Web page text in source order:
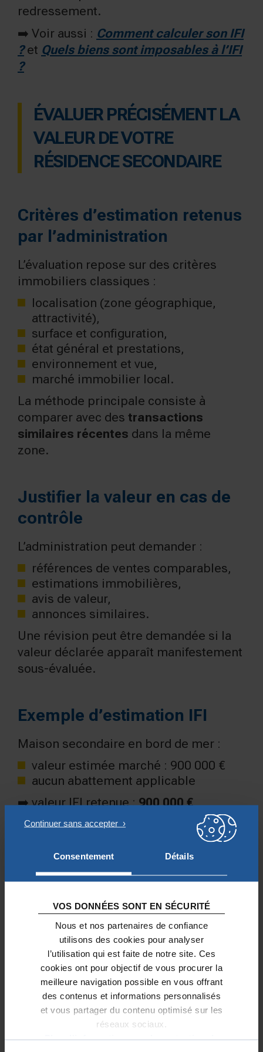
Consentement Détails
VOS DONNÉES SONT EN SÉCURITÉ
Nous et nos partenaires de confiance
utilisons des cookies pour analyser
l’utilisation qui est faite de notre site. Ces
cookies ont pour objectif de vous procurer la
meilleure navigation possible en vous offrant
des contenus et informations personnalisés
et vous partager du contenu optimisé sur les
réseaux sociaux.
Plus d'informations sur la protection de
redressement.
➡️ Voir aussi : Comment calculer son IFI
?et Quels biens sont imposables à l’IFI
?
ÉVALUER PRÉCISÉMENT LA
VALEUR DE VOTRE
RÉSIDENCE SECONDAIRE
Critères d’estimation retenus
par l’administration
L’évaluation repose sur des critères
immobiliers classiques :
localisation (zone géographique,
attractivité),
surface et configuration,
état général et prestations,
environnement et vue,
marché immobilier local.
La méthode principale consiste à
comparer avec des transactions
similaires récentes dans la même
zone.
Justifier la valeur en cas de
contrôle
L’administration peut demander :
références de ventes comparables,
estimations immobilières,
avis de valeur,
annonces similaires.
Une révision peut être demandée si la
valeur déclarée apparaît manifestement
sous-évaluée.
Exemple d’estimation IFI
Maison secondaire en bord de mer :
valeur estimée marché : 900 000 €
aucun abattement applicable
➡️ valeur IFI retenue :900 000 €
Si le contribuable possède en parallèle
résidence principale après
abattement : 700 000 €
➡️ patrimoine immobilier total :1 600
000 €
➡️ seuil IFI dépassé → imposition.
Résidence secondaire située
à l’étranger
résidence secondaire à